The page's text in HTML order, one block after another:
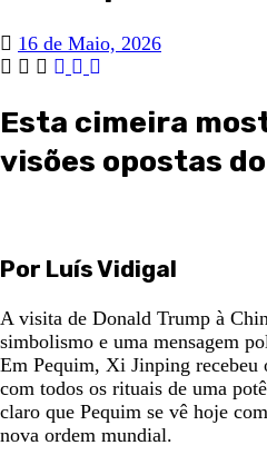
16 de Maio, 2026
Esta cimeira
visões opostas
Por Luís Vidigal
A visita de Donald Trump à
simbolismo e uma mensagem
Em Pequim, Xi Jinping recebeu
com todos os rituais de uma
claro que Pequim se vê hoje
nova ordem mundial.